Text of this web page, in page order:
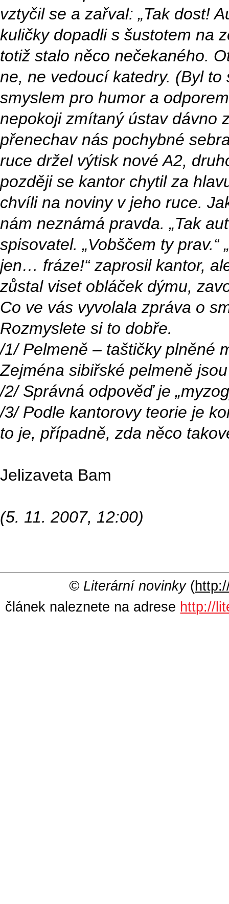
vztyčil se a zařval: „Tak dost!
kuličky dopadli s šustotem na
totiž stalo něco nečekaného.
ne, ne vedoucí katedry. (Byl
smyslem pro humor a
nepokoji zmítaný ústav dávno
přenechav nás pochybné
ruce držel výtisk nové A2,
později se kantor chytil za
chvíli na noviny v jeho ruce.
nám neznámá pravda. „Tak
spisovatel. „Vobščem ty
jen… fráze!“ zaprosil kantor,
zůstal viset obláček dýmu,
Co ve vás vyvolala zpráva o
Rozmyslete si to dobře.
/1/ Pelmeně – taštičky plněné
Zejména sibiřské pelmeně
/2/ Správná odpověď je
/3/ Podle kantorovy teorie je
to je, případně, zda něco
Jelizaveta Bam
(5. 11. 2007, 12:00)
© Literární novinky(
článek naleznete na adrese http://